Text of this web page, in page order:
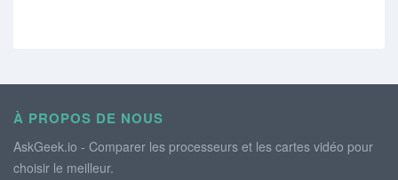
À PROPOS DE NOUS
AskGeek.io - Comparer les processeurs et les cartes vidéo pour
choisir le meilleur.